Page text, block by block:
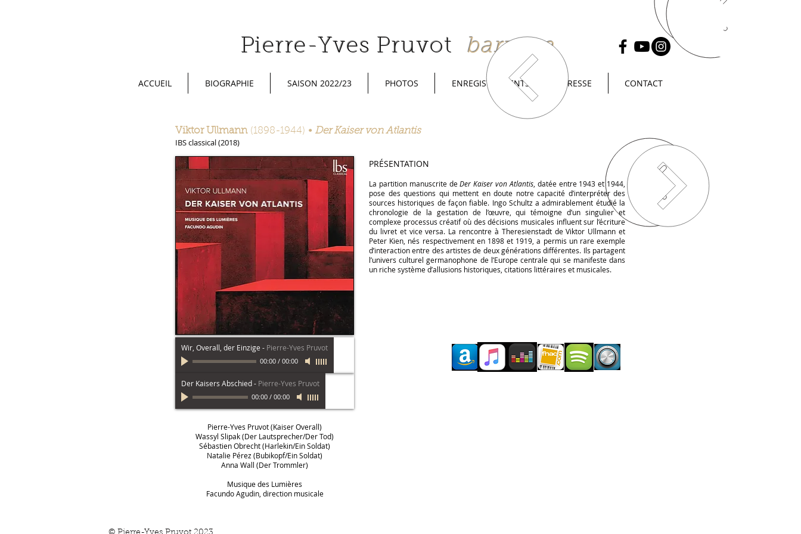
Pierre-Yves Pruvot baryton
ACCUEIL BIOGRAPHIE SAISON 2022/23 PHOTOS ENREGISTREMENTS PRESSE CONTACT
Viktor Ullmann (1898-1944) • Der Kaiser von Atlantis
IBS classical (2018)
Wir, Overall, der Einzige - Pierre-Yves Pruvot
00:00 / 00:00
Der Kaisers Abschied- Pierre-Yves Pruvot
00:00 / 00:00
PRÉSENTATION
La partition manuscrite deDer Kaiser von Atlantis, datée entre 1943 et 1944,
pose des questions qui mettent en doute notre capacité d’interpréter des
sources historiques de façon fiable. Ingo Schultz a admirablement étudié la
chronologie de la gestation de l’œuvre, qui témoigne d’un singulier et
complexe processus créatif où des décisions musicales influent sur l’écriture
du livret et vice versa. La rencontre à Theresienstadt de Viktor Ullmann et
Peter Kien, nés respectivement en 1898 et 1919, a permis un rare exemple
d’interaction entre des artistes de deux générations différentes. Ils partagent
l’univers culturel germanophone de l’Europe centrale qui se manifeste dans
un riche système d’allusions historiques, citations littéraires et musicales.
Pierre-Yves Pruvot (Kaiser Overall)
Wassyl Slipak (Der Lautsprecher/Der Tod)
Sébastien Obrecht (Harlekin/Ein Soldat)
Natalie Pérez (Bubikopf/Ein Soldat)
Anna Wall (Der Trommler)
Musique des Lumières
Facundo Agudin, direction musicale